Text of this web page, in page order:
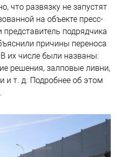
что развязку не запустят
на объекте пресс-
подрядчика
причины переноса
их числе были названы:
решения, залповые ливни,
и т. д. Подробнее об этом